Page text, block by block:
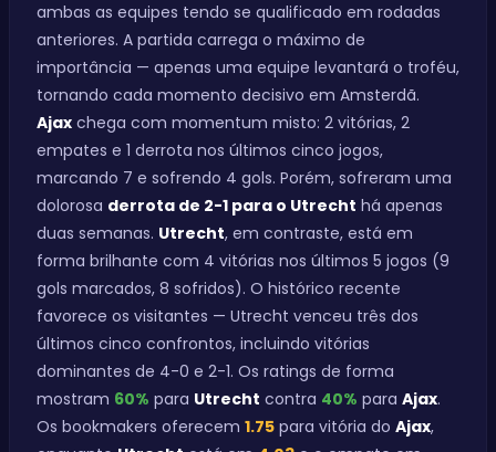
ambas as equipes tendo se qualificado em rodadas
anteriores. A partida carrega o máximo de
importância — apenas uma equipe levantará o troféu,
tornando cada momento decisivo em Amsterdã.
Ajax chega com momentum misto: 2 vitórias, 2
empates e 1 derrota nos últimos cinco jogos,
marcando 7 e sofrendo 4 gols. Porém, sofreram uma
dolorosa derrota de 2-1 para o Utrecht há apenas
duas semanas. Utrecht, em contraste, está em
forma brilhante com 4 vitórias nos últimos 5 jogos (9
gols marcados, 8 sofridos). O histórico recente
favorece os visitantes — Utrecht venceu três dos
últimos cinco confrontos, incluindo vitórias
dominantes de 4-0 e 2-1. Os ratings de forma
mostram 60% para Utrecht contra 40% para Ajax.
Os bookmakers oferecem 1.75 para vitória do Ajax,